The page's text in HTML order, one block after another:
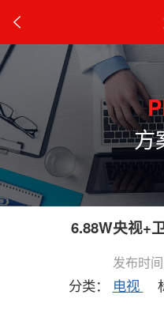
方
6.88W央视+
发布时
分类： 电视